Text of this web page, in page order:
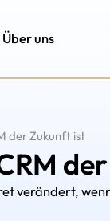
Über uns
der Zukunft ist
verändert,